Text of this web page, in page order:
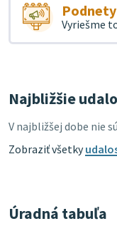
Vyriešme
Najbližšie
V najbližšej dobe nie
Zobraziť všetky
Úradná tabuľa